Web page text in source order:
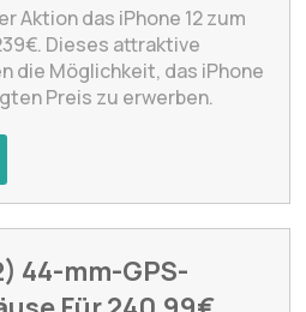
Aktion das iPhone 12 zum
Dieses attraktive
die Möglichkeit, das iPhone
Preis zu erwerben.
44-mm-GPS-